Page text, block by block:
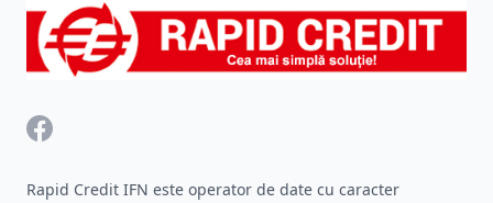
Facebook
Rapid Credit IFN este operator de date cu caracter